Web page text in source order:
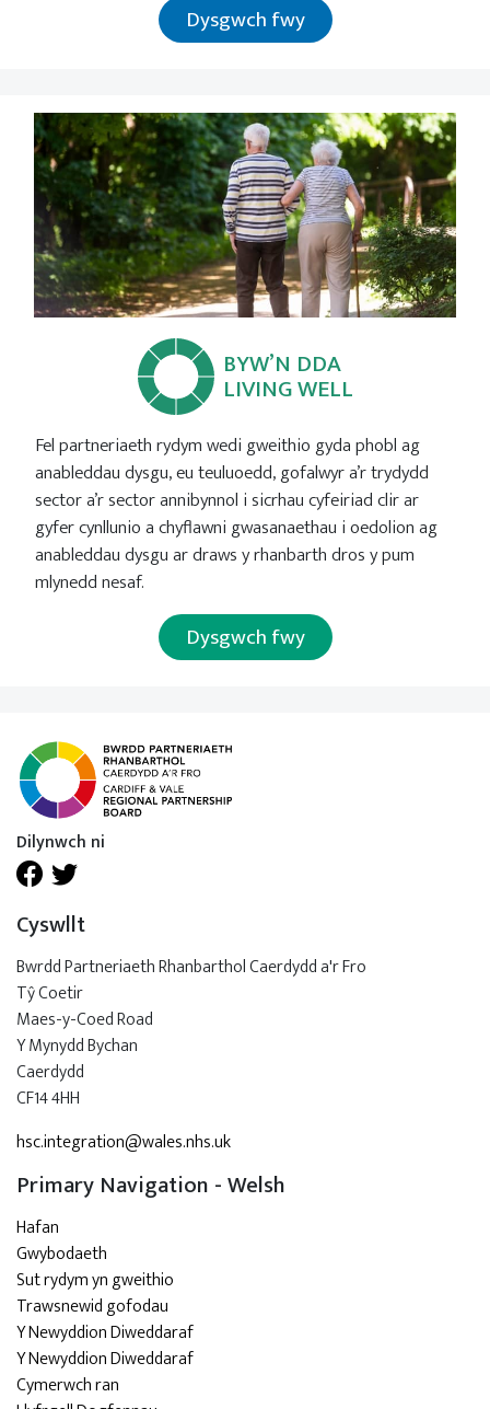
Dysgwch fwy
BYW’N DDA
LIVING WELL
Fel partneriaeth rydym wedi gweithio gyda phobl ag
anableddau dysgu, eu teuluoedd, gofalwyr a’r trydydd
sector a’r sector annibynnol i sicrhau cyfeiriad clir ar
gyfer cynllunio a chyflawni gwasanaethau i oedolion ag
anableddau dysgu ar draws y rhanbarth dros y pum
mlynedd nesaf.
Dysgwch fwy
Dilynwch ni
Cyswllt
Bwrdd Partneriaeth Rhanbarthol Caerdydd a'r Fro
Tŷ Coetir
Maes-y-Coed Road
Y Mynydd Bychan
Caerdydd
CF14 4HH
hsc.integration@wales.nhs.uk
Primary Navigation - Welsh
Hafan
Gwybodaeth
Sut rydym yn gweithio
Trawsnewid gofodau
Y Newyddion Diweddaraf
Y Newyddion Diweddaraf
Cymerwch ran